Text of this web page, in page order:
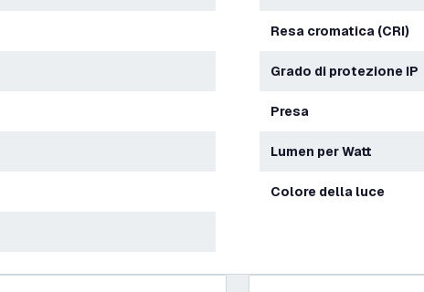
Resa cromatica (CRI)
Grado di protezione IP
Presa
Lumen per Watt
Colore della luce